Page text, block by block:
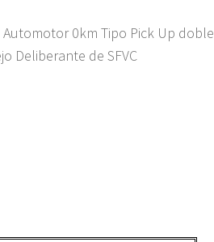
0km Tipo Pick Up doble
Deliberante de SFVC